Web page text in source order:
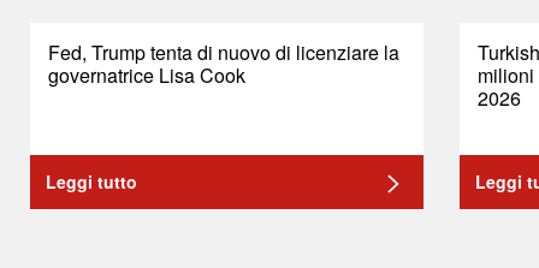
Fed, Trump tenta di nuovo di licenziare la
governatrice Lisa Cook
Leggi tutto
2026
Leggi